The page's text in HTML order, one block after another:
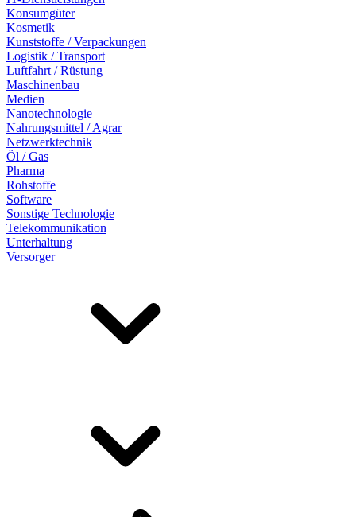
Konsumgüter
Kosmetik
Kunststoffe / Verpackungen
Logistik / Transport
Luftfahrt / Rüstung
Maschinenbau
Medien
Nanotechnologie
Nahrungsmittel / Agrar
Netzwerktechnik
Öl / Gas
Pharma
Rohstoffe
Software
Sonstige Technologie
Telekommunikation
Unterhaltung
Versorger